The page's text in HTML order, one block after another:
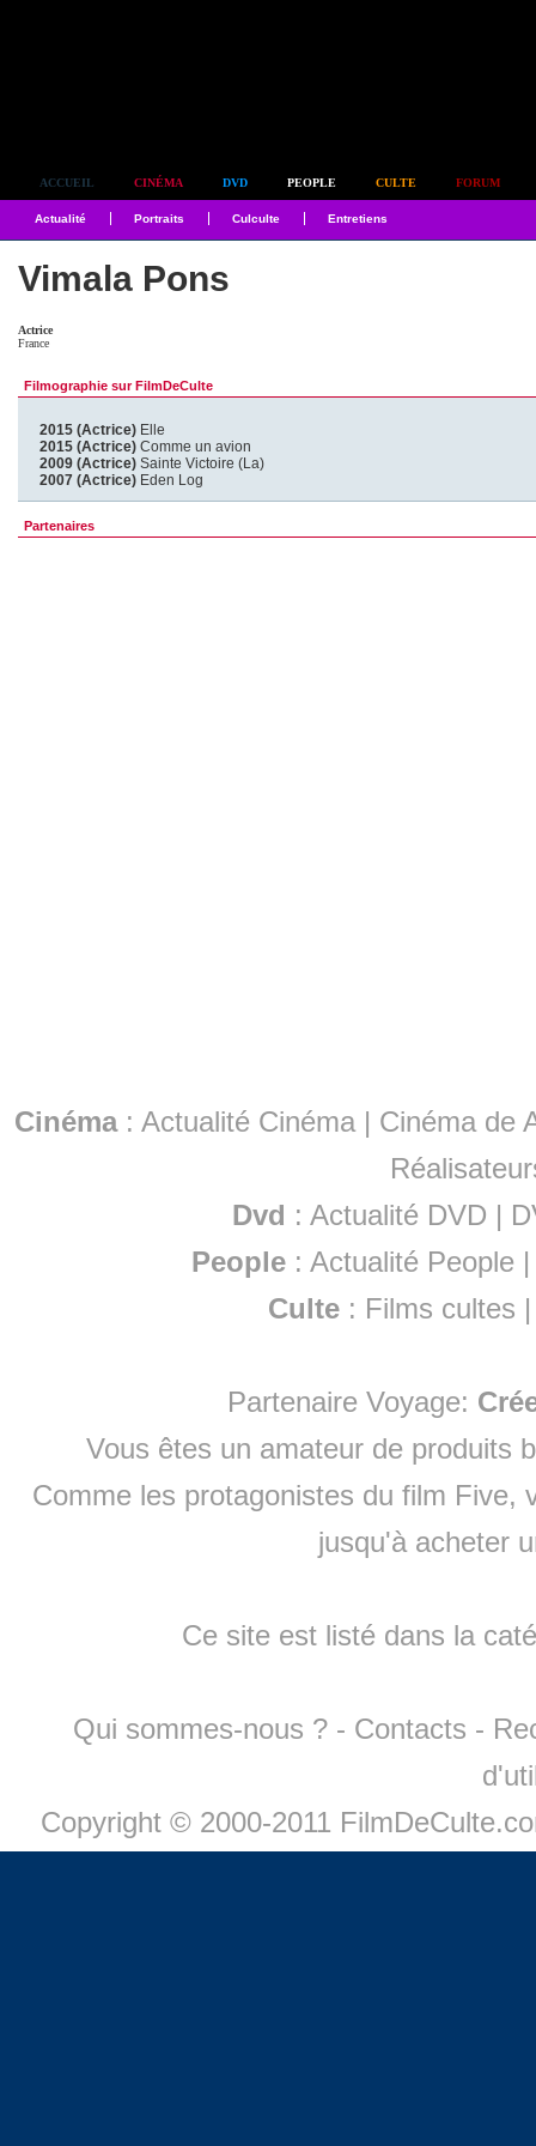
ACCUEIL CINÉMA DVD PEOPLE CULTE FORUM
Actualité Portraits Culculte Entretiens
Vimala Pons
Actrice
France
Filmographie sur FilmDeCulte
2015 (Actrice) Elle
2015 (Actrice) Comme un avion
2009 (Actrice) Sainte Victoire (La)
2007 (Actrice) Eden Log
Partenaires
Cinéma: Actualité Cinéma | Cinéma de
Dvd : Actualité DVD |
People :Actualité People
Culte : Films cultes
Partenaire Voyage:
Vous êtes un amateur de produits
Comme les protagonistes du film Five,
jusqu'à acheter
Ce site est listé dans la
Qui sommes-nous ? - Contacts -
Copyright © 2000-2011